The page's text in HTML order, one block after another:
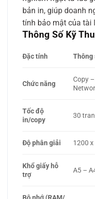
bản in, giúp doanh
tính bảo mật của tài
Thông Số Kỹ
Đặc tính Thông
Chức năng
Copy
Tốc độ
in/copy
30
Độ phân giải 1200
Khổ giấy hỗ
trợ
A5 –